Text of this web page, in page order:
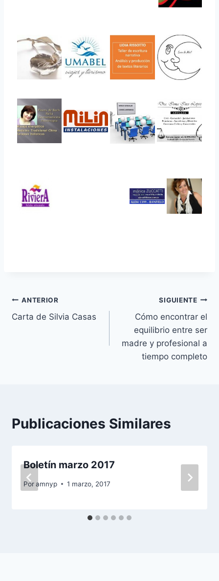
Navegación
de
ANTERIOR
Carta de Silvia Casas
SIGUIENTE
Cómo encontrar el
equilibrio entre ser
madre y profesional a
tiempo completo
Publicaciones Similares
Boletín marzo 2017
Poramnyp 1 marzo, 2017